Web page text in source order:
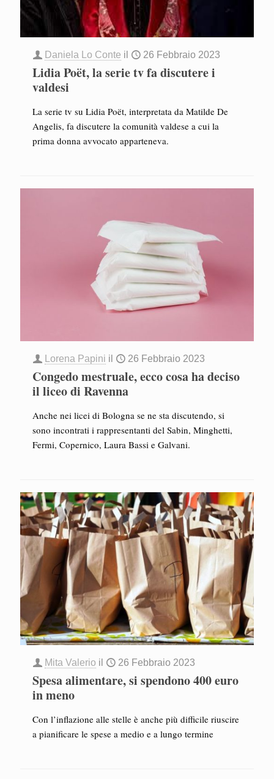
Daniela Lo Conte il 26 Febbraio 2023
Lidia Poët, la serie tv fa discutere i
valdesi
La serie tv su Lidia Poët, interpretata da Matilde De
Angelis, fa discutere la comunità valdese a cui la
prima donna avvocato apparteneva.
Lorena Papini il 26 Febbraio 2023
Congedo mestruale, ecco cosa ha deciso
il liceo di Ravenna
Anche nei licei di Bologna se ne sta discutendo, si
sono incontrati i rappresentanti del Sabin, Minghetti,
Fermi, Copernico, Laura Bassi e Galvani.
Mita Valerio il 26 Febbraio 2023
Spesa alimentare, si spendono 400 euro
in meno
Con l’inflazione alle stelle è anche più difficile riuscire
a pianificare le spese a medio e a lungo termine